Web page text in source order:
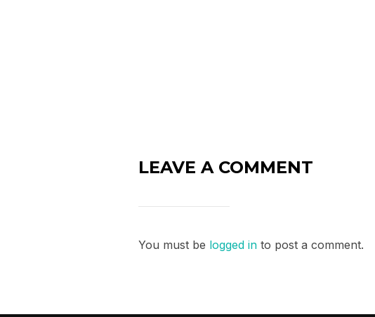
LEAVE A COMMENT
You must be logged in to post a comment.